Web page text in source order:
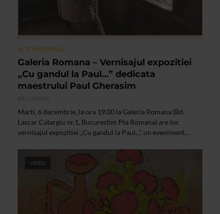
ALTE MATERIALE
Galeria Romana – Vernisajul expozitiei
„Cu gandul la Paul…” dedicata
maestrului Paul Gherasim
05/12/2016
Marti, 6 decembrie, la ora 19.00 la Galeria Romana (Bd.
Lascar Catargiu nr.1, Bucurestim Pta Romana) are loc
vernisajul expozitiei „Cu gandul la Paul...”, un eveniment...
VIDEO